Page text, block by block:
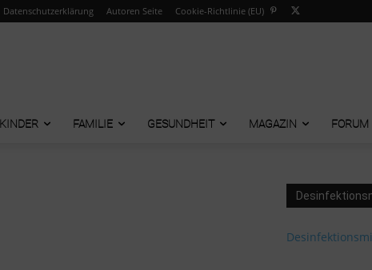
Datenschutzerklärung Autoren Seite Cookie-Richtlinie (EU)
KINDER FAMILIE GESUNDHEIT MAGAZIN FORUM